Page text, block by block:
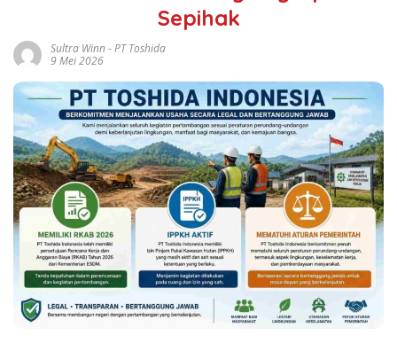
Sepihak
Sultra Winn-PT Toshida
9 Mei 2026